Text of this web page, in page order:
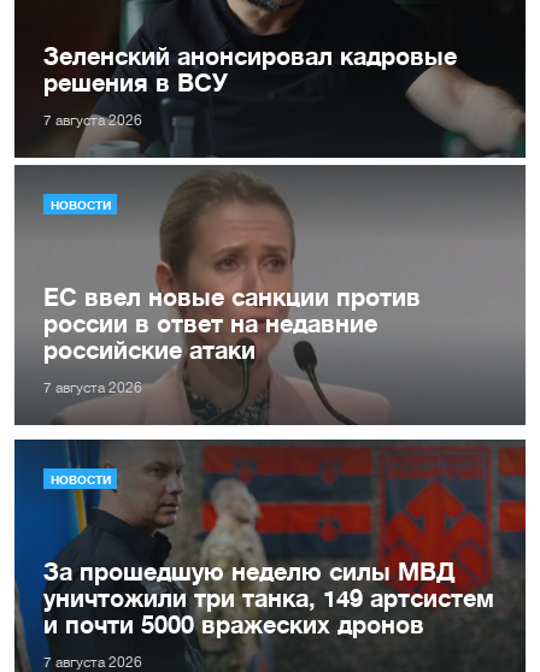
Зеленский анонсировал кадровые
решения в ВСУ
7 августа 2026
НОВОСТИ
ЕС ввел новые санкции против
россии в ответ на недавние
российские атаки
7 августа 2026
НОВОСТИ
За прошедшую неделю силы МВД
уничтожили три танка, 149 артсистем
и почти 5000 вражеских дронов
7 августа 2026